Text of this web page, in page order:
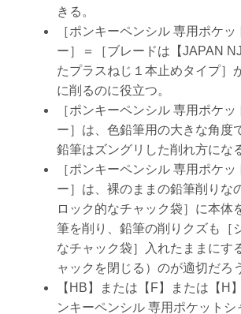
きる。
［ポンキーペンシル 専用ポケ
ー］＝［ブレードは【JAPAN
たプラスねじ１本止めタイプ］
に削るのに役立つ。
［ポンキーペンシル 専用ポケ
ー］は、色鉛筆用の大きな角度
鉛筆はズングリした削れ方にな
［ポンキーペンシル 専用ポケ
ー］は、裸のままの鉛筆削りな
ロック的なチャック袋］に本体
筆を削り、鉛筆の削りクズも［
なチャック袋］入れたままにす
ャックを閉じる）のが適切だろ
【HB】または【F】または【H
ンキーペンシル 専用ポケットシ